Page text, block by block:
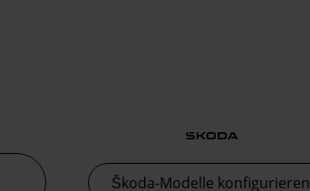
Škoda-Modelle konfigurieren